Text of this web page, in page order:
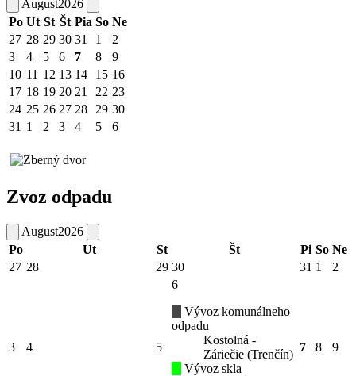
August2026
Po Ut St Št Pia So Ne
27 28 29 30 31 1
2
3
4 5 6 7 8
9
10 11 12 13 14 15 16
17 18 19 20 21 22 23
24 25 26 27 28 29 30
31 1 2 3 4 5 6
Zvoz odpadu
August2026
Po
Ut St Št Pi So Ne
27 28 29 30 31 1 2
3 4 5
6
Vývoz komunálneho
odpadu
Kostolná -
Záriečie (Trenčín)
Vývoz skla
7 8 9